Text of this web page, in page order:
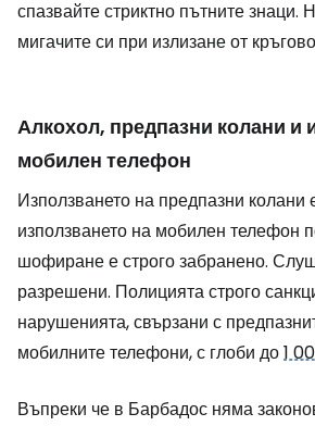
спазвайте стриктно пътните знаци.
мигачите си при излизане от
Алкохол, предпазни колани и
мобилен телефон
Използването на предпазни колани
използването на мобилен телефон
шофиране е строго забранено.
разрешени. Полицията строго
нарушенията, свързани с
мобилните телефони, с глоби до1
Въпреки че в Барбадос няма